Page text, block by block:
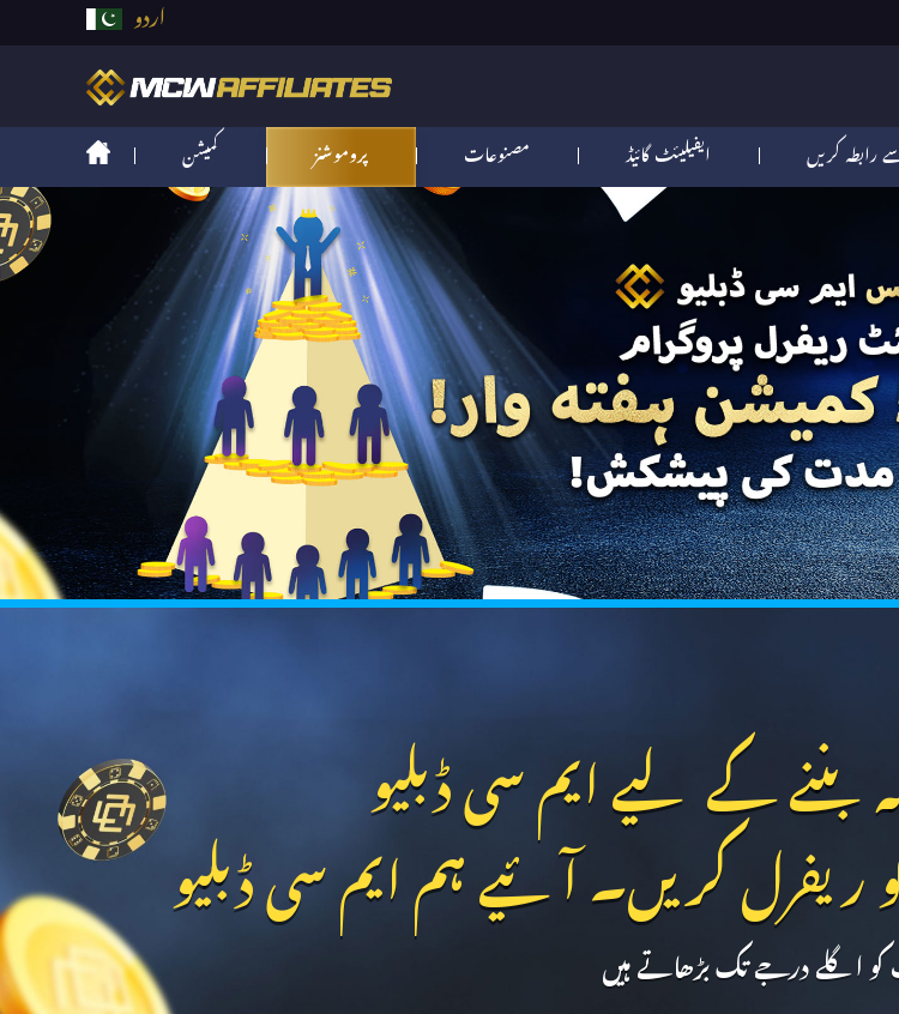
اردو
کمیشن پروموشنز مصنوعات ایفیلیئٹ گائیڈ رابطہ کریں
بننے کے لیے ایم سی ڈبلیو
ریفرل کریں۔ آئیے ہم ایم سی ڈبلیو